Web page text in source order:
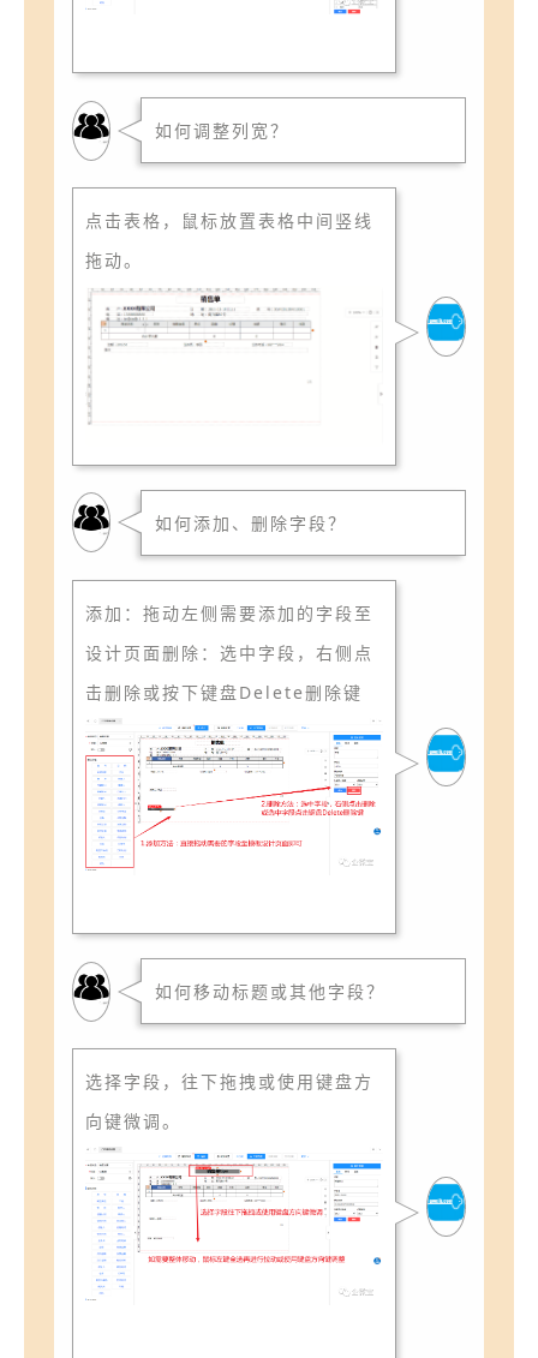
如何调整列宽？
点击表格，鼠标放置表格中间竖线
拖动。
如何添加、删除字段？
添加：拖动左侧需要添加的字段至
设计页面删除：选中字段，右侧点
击删除或按下键盘Delete删除键
如何移动标题或其他字段？
选择字段，往下拖拽或使用键盘方
向键微调。